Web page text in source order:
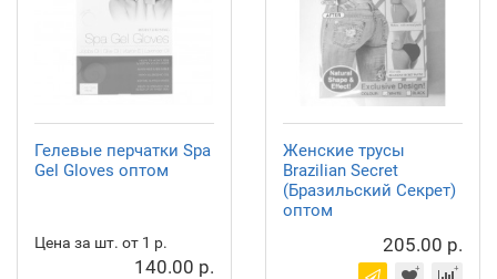
Гелевые перчатки Spa
Gel Gloves оптом
Цена за шт. от 1 р.
140.00 р.
Женские трусы
Brazilian Secret
(Бразильский Секрет)
оптом
205.00 р.